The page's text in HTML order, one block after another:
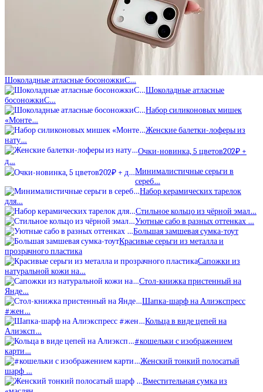
Шоколадные атласные босоножкиС…
Шоколадные атласные
босоножкиС…
Набор силиконовых мишек
«Монте…
Женские балетки-лоферы из
нату…
Очки-новинка, 5 цветов202₽ +
д…
Минималистичные серьги в
сереб…
Набор керамических тарелок
для…
Стильное кольцо из чёрной эмал…
Уютные сабо в разных оттенках …
Большая замшевая сумка-тоут
Красивые серьги из металла и
прозрачного пластика
Сапожки из
натуральной кожи на…
Стол-книжка пристенный на
Янде…
Шапка-шарф на Алиэкспресс
#жен…
Кольца в виде цепей на
Алиэксп…
#кошельки с изображением
карти…
Женский тонкий полосатый
шарф …
Вместительная сумка из